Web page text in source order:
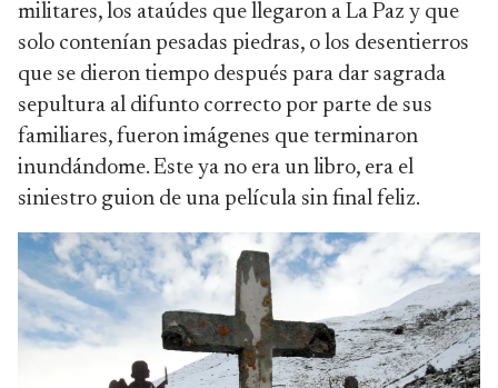
militares, los ataúdes que llegaron a La Paz y que
solo contenían pesadas piedras, o los desentierros
que se dieron tiempo después para dar sagrada
sepultura al difunto correcto por parte de sus
familiares, fueron imágenes que terminaron
inundándome. Este ya no era un libro, era el
siniestro guion de una película sin final feliz.